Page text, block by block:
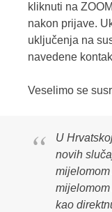
kliknuti na
nakon prijave.
uključenja na
navedene
Veselimo se
U
novih
kao